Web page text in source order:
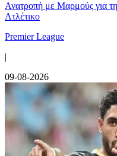
Ανατροπή με Μαρμούς για
Ατλέτικο
Premier League
|
09-08-2026